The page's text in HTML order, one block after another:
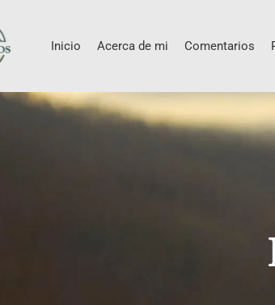
Inicio Acerca de mi Comentarios